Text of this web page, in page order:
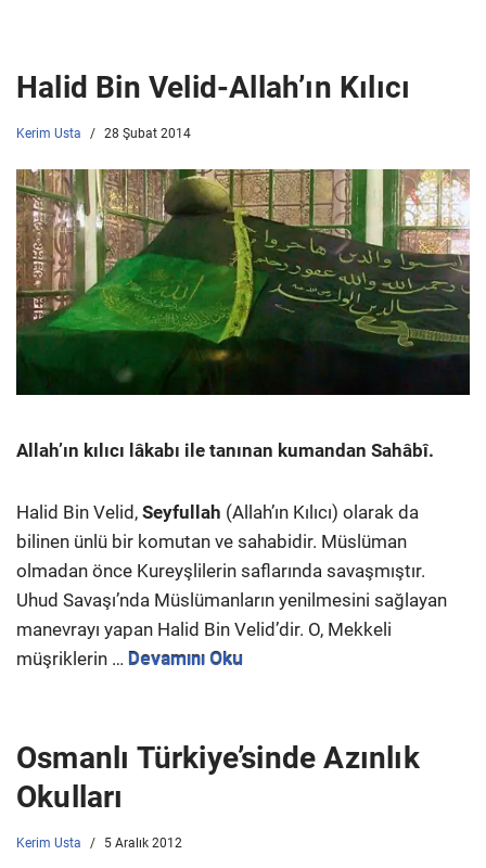
Halid Bin Velid-Allah’ın Kılıcı
Kerim Usta 28 Şubat 2014
Allah’ın kılıcı lâkabı ile tanınan kumandan Sahâbî.
Halid Bin Velid, Seyfullah (Allah’ın Kılıcı) olarak da
bilinen ünlü bir komutan ve sahabidir. Müslüman
olmadan önce Kureyşlilerin saflarında savaşmıştır.
Uhud Savaşı’nda Müslümanların yenilmesini sağlayan
manevrayı yapan Halid Bin Velid’dir. O, Mekkeli
müşriklerin … Devamını Oku
Osmanlı Türkiye’sinde Azınlık
Okulları
Kerim Usta 5 Aralık 2012